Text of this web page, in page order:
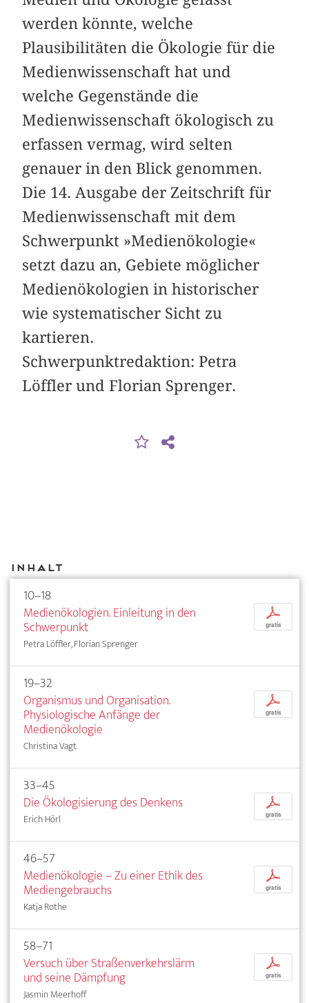
werden könnte, welche
Plausibilitäten die Ökologie für die
Medienwissenschaft hat und
welche Gegenstände die
Medienwissenschaft ökologisch zu
erfassen vermag, wird selten
genauer in den Blick genommen.
Die 14. Ausgabe der Zeitschrift für
Medienwissenschaft mit dem
Schwerpunkt »Medienökologie«
setzt dazu an, Gebiete möglicher
Medienökologien in historischer
wie systematischer Sicht zu
kartieren.
Schwerpunktredaktion: Petra
Löffler und Florian Sprenger.
Inhalt
10–18
Medienökologien. Einleitung in den
Schwerpunkt
Petra Löffler, Florian Sprenger
p
gratis
19–32
Organismus und Organisation.
Physiologische Anfänge der
Medienökologie
Christina Vagt
p
gratis
33–45
Die Ökologisierung des Denkens
Erich Hörl
p
gratis
46–57
Medienökologie – Zu einer Ethik des
Mediengebrauchs
Katja Rothe
p
gratis
58–71
Versuch über Straßenverkehrslärm
und seine Dämpfung
Jasmin Meerhoff
p
gratis